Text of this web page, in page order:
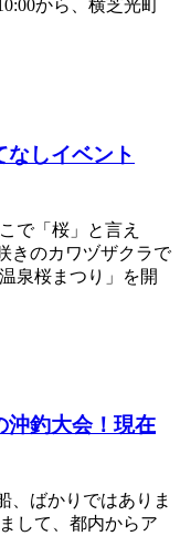
から、横芝光町
なしイベント
で「桜」と言え
きのカワヅザクラで
泉桜まつり」を開
沖釣大会！現在
、ばかりではありま
して、都内からア